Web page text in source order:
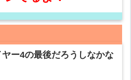
ー4の最後だろうしなかな